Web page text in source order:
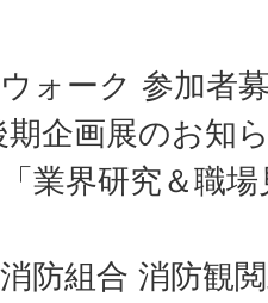
ォーク 参加者
期企画展のお知
業界研究＆職
防組合 消防観